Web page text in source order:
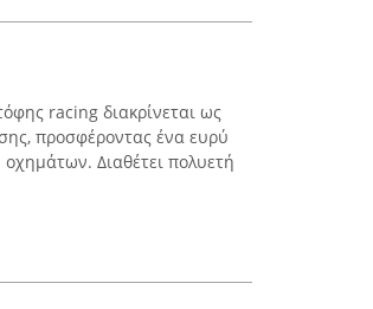
racing διακρίνεται ως
προσφέροντας ένα ευρύ
Διαθέτει πολυετή